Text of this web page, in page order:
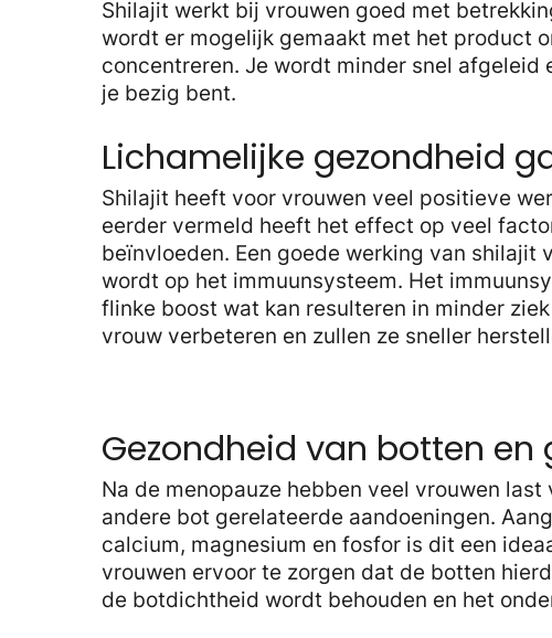
Shilajit werkt bij vrouwen goed met
wordt er mogelijk gemaakt met het product
concentreren. Je wordt minder snel
je bezig bent.
Lichamelijke gezondheid
Shilajit heeft voor vrouwen veel positieve
eerder vermeld heeft het effect op veel
beïnvloeden. Een goede werking van
wordt op het immuunsysteem. Het
flinke boost wat kan resulteren in minder
vrouw verbeteren en zullen ze sneller
Gezondheid van botten en
Na de menopauze hebben veel vrouwen
andere bot gerelateerde aandoeningen.
calcium, magnesium en fosfor is dit een
vrouwen ervoor te zorgen dat de botten
de botdichtheid wordt behouden en het